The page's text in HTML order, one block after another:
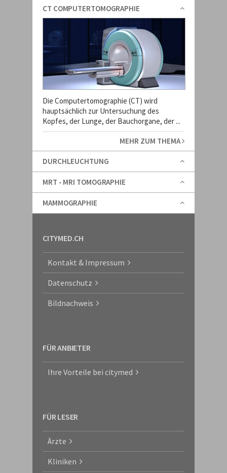
CT COMPUTERTOMOGRAPHIE
Die Computertomographie (CT) wird
hauptsächlich zur Untersuchung des
Kopfes, der Lunge, der Bauchorgane, der ...
MEHR ZUM THEMA
DURCHLEUCHTUNG
MRT - MRI TOMOGRAPHIE
MAMMOGRAPHIE
CITYMED.CH
Kontakt & Impressum
Datenschutz
Bildnachweis
FÜR ANBIETER
Ihre Vorteile bei citymed
FÜR LESER
Ärzte
Kliniken